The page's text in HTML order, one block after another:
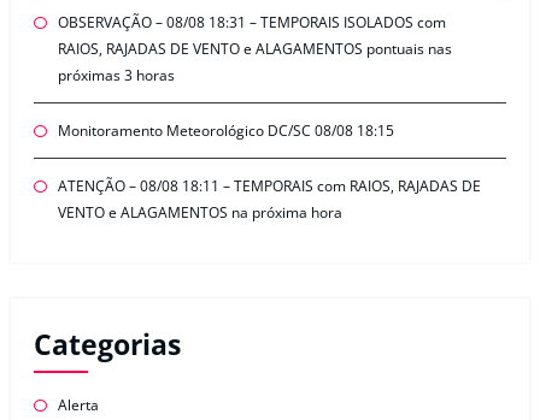
OBSERVAÇÃO – 08/08 18:31 – TEMPORAIS ISOLADOS com
RAIOS, RAJADAS DE VENTO e ALAGAMENTOS pontuais nas
próximas 3 horas
Monitoramento Meteorológico DC/SC 08/08 18:15
ATENÇÃO – 08/08 18:11 – TEMPORAIS com RAIOS, RAJADAS DE
VENTO e ALAGAMENTOS na próxima hora
Categorias
Alerta